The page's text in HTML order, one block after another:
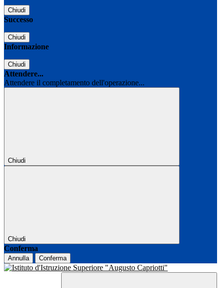
Chiudi
Successo
Chiudi
Informazione
Chiudi
Attendere...
Attendere il completamento dell'operazione...
Chiudi
Chiudi
Conferma
Annulla Conferma